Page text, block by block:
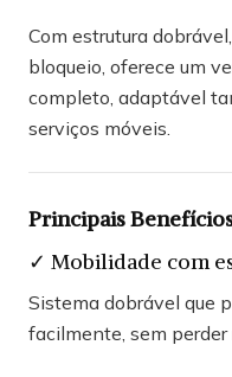
Com estrutura
bloqueio, oferece um
completo, adaptável
serviços móveis.
Principais
✓ Mobilidade com
Sistema dobrável que
facilmente, sem perder